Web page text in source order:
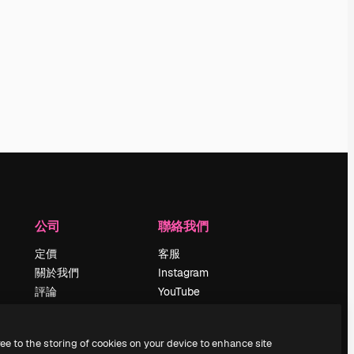
公司
定價
關於我們
評論
博客
聯絡我們
客服
Instagram
YouTube
Discord
to the storing of cookies on your device to enhance site